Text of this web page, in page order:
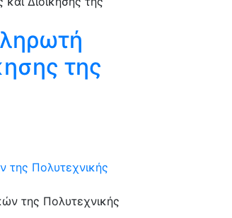
της
της Πολυτεχνικής